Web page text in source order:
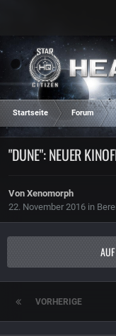
Startseite Forum
"DUNE": NEUER
Von Xenomorph
22. November 2016 in
VORHERIGE